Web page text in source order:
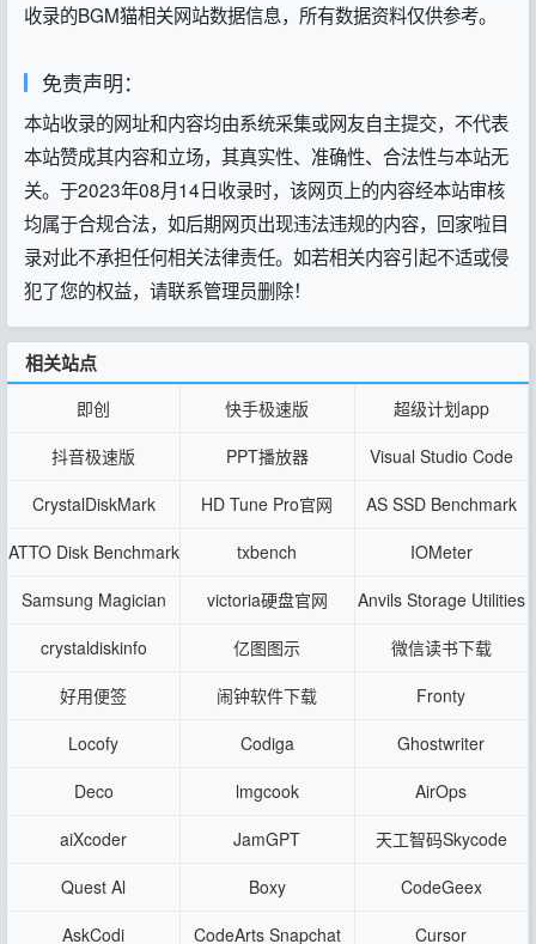
收录的BGM猫相关网站数据信息，所有数据资料仅供参考。
免责声明：
本站收录的网址和内容均由系统采集或网友自主提交，不代表
本站赞成其内容和立场，其真实性、准确性、合法性与本站无
关。于2023年08月14日收录时，该网页上的内容经本站审核
均属于合规合法，如后期网页出现违法违规的内容，回家啦目
录对此不承担任何相关法律责任。如若相关内容引起不适或侵
犯了您的权益，请联系管理员删除！
相关站点
即创 快手极速版
超级计划app
抖音极速版
PPT播放器
Visual Studio Code
CrystalDiskMark
HD Tune Pro官网
AS SSD Benchmark
ATTO Disk Benchmark
txbench
IOMeter
Samsung Magician
victoria硬盘官网
Anvils Storage Utilities
crystaldiskinfo
亿图图示
微信读书下载
好用便签
闹钟软件下载
Fronty
Locofy
Codiga
Ghostwriter
Deco
lmgcook
AirOps
aiXcoder
JamGPT
天工智码Skycode
Quest Al
Boxy
CodeGeex
AskCodi
CodeArts Snapchat Cursor